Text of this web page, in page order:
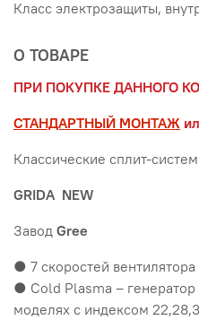
Класс электрозащиты,
О ТОВАРЕ
ПРИ ПОКУПКЕ ДАННОГО
СТАНДАРТНЫЙ МОНТАЖ
Классические сплит-
GRIDA NEW
Завод Gree
● 7 скоростей
● Cold Plasma –
моделях с индексом